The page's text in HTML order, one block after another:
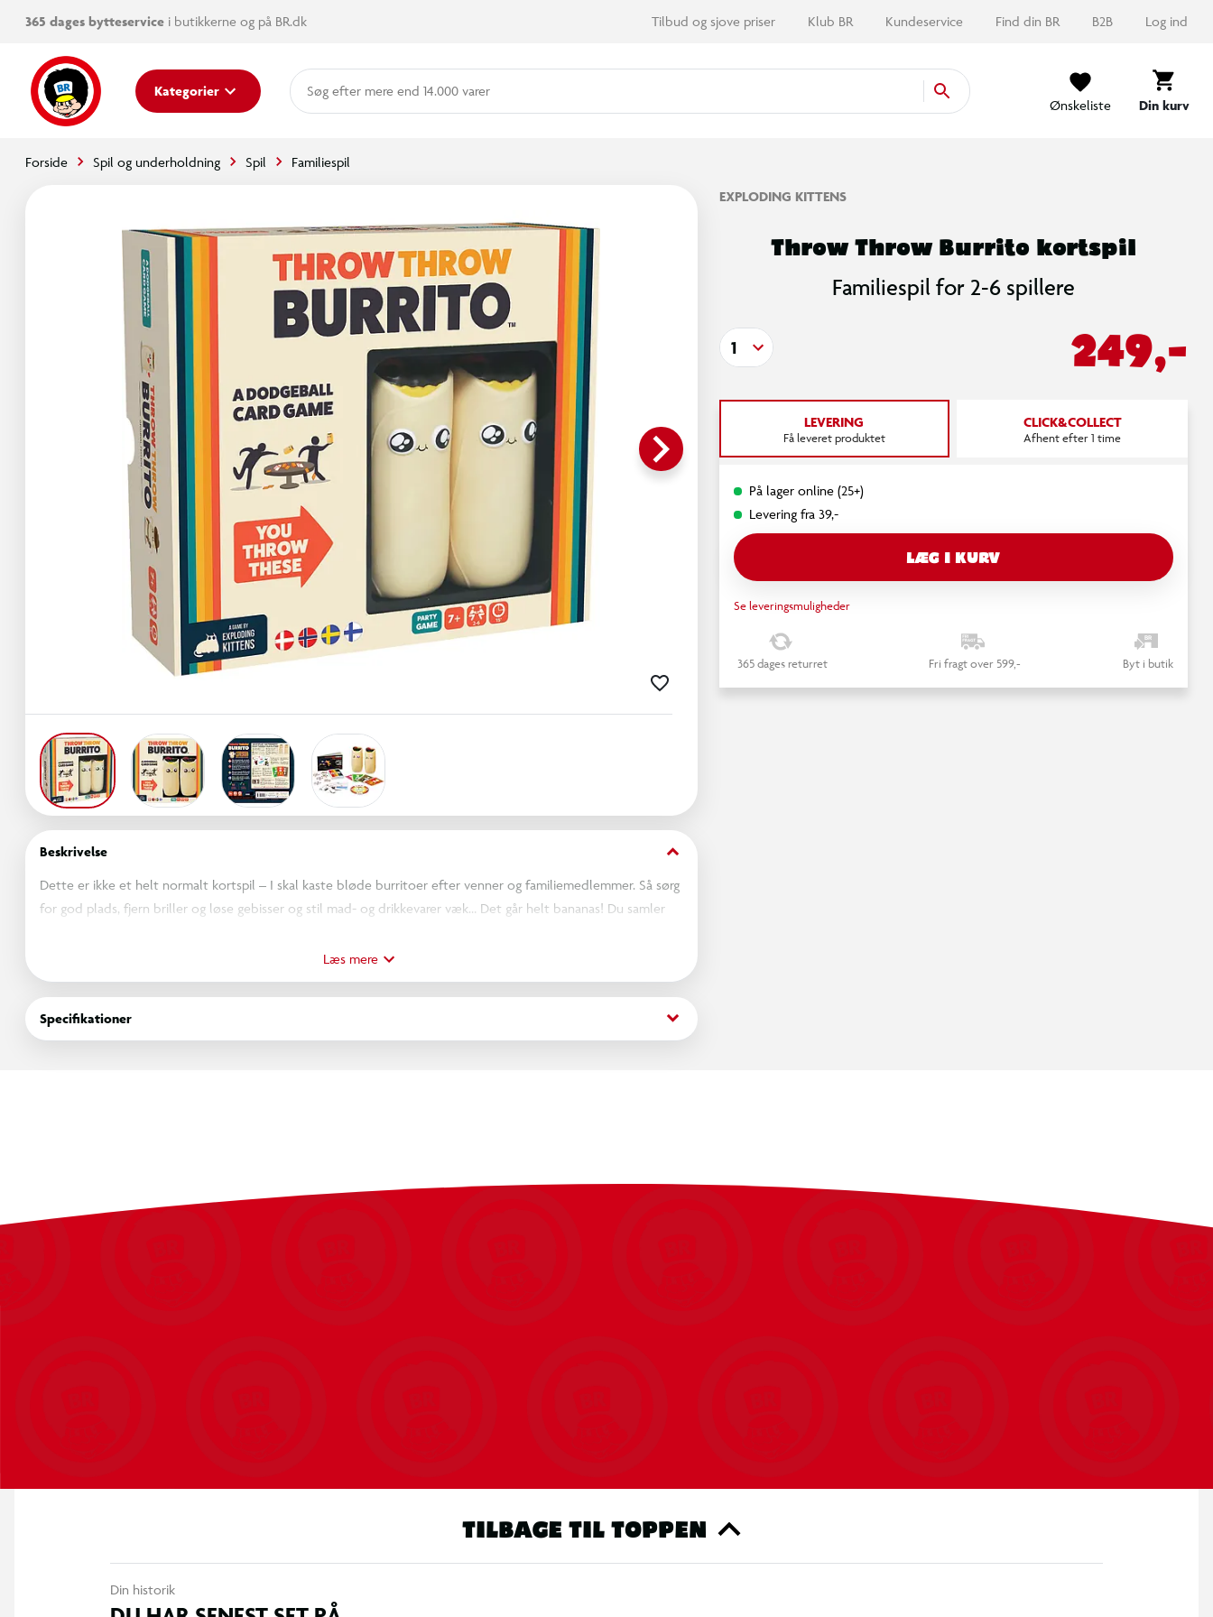
365 dages bytteservice i butikkerne og på BR.dk Tilbud og sjove priser Klub BR Kundeservice Find din BR B2B Log ind
Kategorier
mere end 14.000 varer
Ønskeliste
Din kurv
Forside Spil og underholdning Spil Familiespil
keyboard_arrow_right
Beskrivelse keyboard_arrow_down
Dette er ikke et helt normalt kortspil – I skal kaste bløde burritoer efter venner og familiemedlemmer. Så sørg
for god plads, fjern briller og løse gebisser og stil mad- og drikkevarer væk… Det går helt bananas! Du samler
afgøres ved burrito duel blandt vinderne af hver runde, medmindre de har vundet begge runder.
Læs mere
Specifikationer keyboard_arrow_down
EXPLODING KITTENS
Throw Throw Burrito kortspil
Familiespil for 2-6 spillere
249,-
1
LEVERING
Få leveret produktet
CLICK&COLLECT
Afhent efter 1 time
På lager online (25+)
Levering fra 39,-
LÆG I KURV
Se leveringsmuligheder
365 dages returret Fri fragt over 599,- Byt i butik
TILBAGE TIL TOPPEN
Din historik